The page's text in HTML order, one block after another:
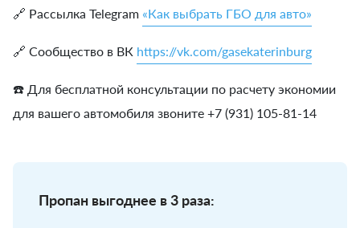
🔗 Рассылка Telegram «Как выбрать ГБО для авто»
🔗 Сообщество в ВК https://vk.com/gasekaterinburg
☎️ Для бесплатной консультации по расчету экономии
для вашего автомобиля звоните +7 (931) 105-81-14
Пропан выгоднее в 3 раза: